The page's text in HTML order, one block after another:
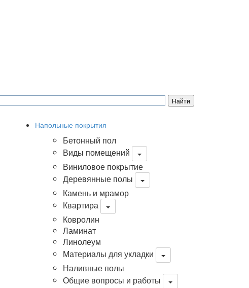
Напольные покрытия
Бетонный пол
Виды помещений
Виниловое покрытие
Деревянные полы
Камень и мрамор
Квартира
Ковролин
Ламинат
Линолеум
Материалы для укладки
Наливные полы
Общие вопросы и работы